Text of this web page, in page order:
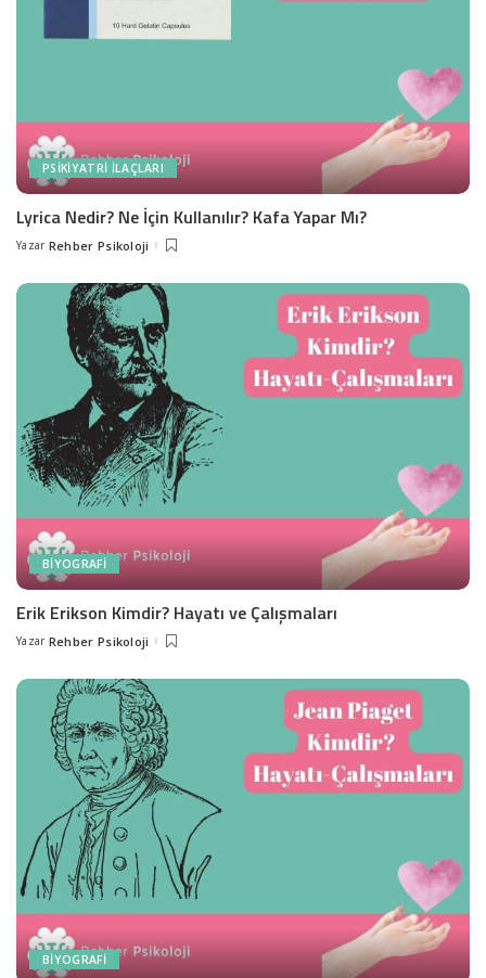
PSIKIYATRI İLAÇLARI
Lyrica Nedir? Ne İçin Kullanılır? Kafa Yapar Mı?
Posted
Yazar Rehber Psikoloji
BIYOGRAFI
Erik Erikson Kimdir? Hayatı ve Çalışmaları
Posted
Yazar Rehber Psikoloji
BIYOGRAFI